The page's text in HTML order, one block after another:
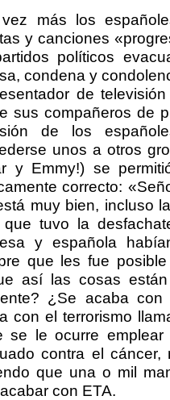
más los
y canciones
políticos
condena y
de
sus compañeros de
de los
unos a otros
y Emmy!) se
correcto:
muy bien, incluso
que tuvo la
y española
que les fue
así las cosas
¿Se acaba
con el terrorismo
se le ocurre
contra el
que una o mil
con ETA.